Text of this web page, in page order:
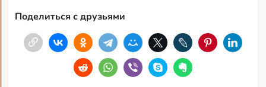
Поделиться с друзьями